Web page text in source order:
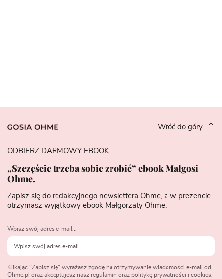
Wróć do góry
ODBIERZ DARMOWY EBOOK
„Szczęście trzeba sobie zrobić” ebook Małgosi
Ohme.
Zapisz się do redakcyjnego newslettera Ohme, a w prezencie
otrzymasz wyjątkowy ebook Małgorzaty Ohme.
Wpisz swój adres e-mail...
Klikając "Zapisz się" wyrażasz zgodę na otrzymywanie wiadomości e-mail od
Ohme.pl oraz akceptujesz nasz regulamin oraz politykę prywatności i cookies.